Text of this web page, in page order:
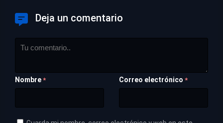
Deja un comentario
Nombre * Correo electrónico *